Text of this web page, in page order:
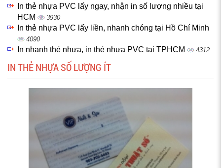
In thẻ nhựa PVC lấy ngay, nhận in số lượng nhiều tại
HCM
3930
In thẻ nhựa PVC lấy liền, nhanh chóng tại Hồ Chí Minh
4090
In nhanh thẻ nhựa, in thẻ nhựa PVC tại TPHCM 4312
IN THẺ NHỰA SỐ LƯỢNG ÍT